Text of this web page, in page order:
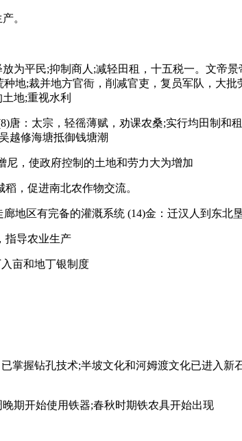
。
为平民;抑制商人;减轻田租，十五税一。文帝
地;裁并地方官衙，削减官吏，复员军队，大
地;重视水利
：太宗，轻徭薄赋，劝课农桑;实行均田制和
越修海塘抵御钱塘潮
尼，使政府控制的土地和劳力大为增加
，促进南北农作物交流。
地区有完备的灌溉系统 (14)金：迁汉人到东北
指导农业生产
亩和地丁银制度
掌握钻孔技术;半坡文化和河姆渡文化已进入
期开始使用铁器;春秋时期铁农具开始出现